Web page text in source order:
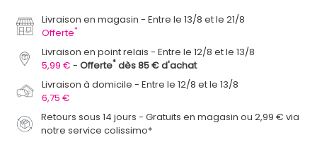
Livraison en magasin
Entre le 13/8 et le 21/8
Offerte*
Livraison en point relais
Entre le 12/8 et le 13/8
5,99 €
Offerte* dès 85 € d'achat
Livraison à domicile
Entre le 12/8 et le 13/8
6,75 €
Retours sous 14 jours - Gratuits en magasin ou 2,99 € via
notre service colissimo*